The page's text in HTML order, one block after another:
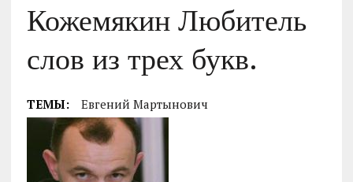
Кожемякин Любитель
слов из трех букв.
ТЕМЫ: Евгений Мартынович